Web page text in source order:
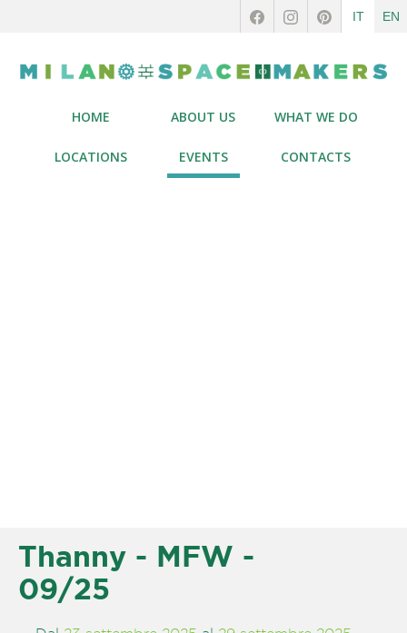
IT EN
HOME ABOUT US WHAT WE DO
LOCATIONS EVENTS CONTACTS
Thanny - MFW -
09/25